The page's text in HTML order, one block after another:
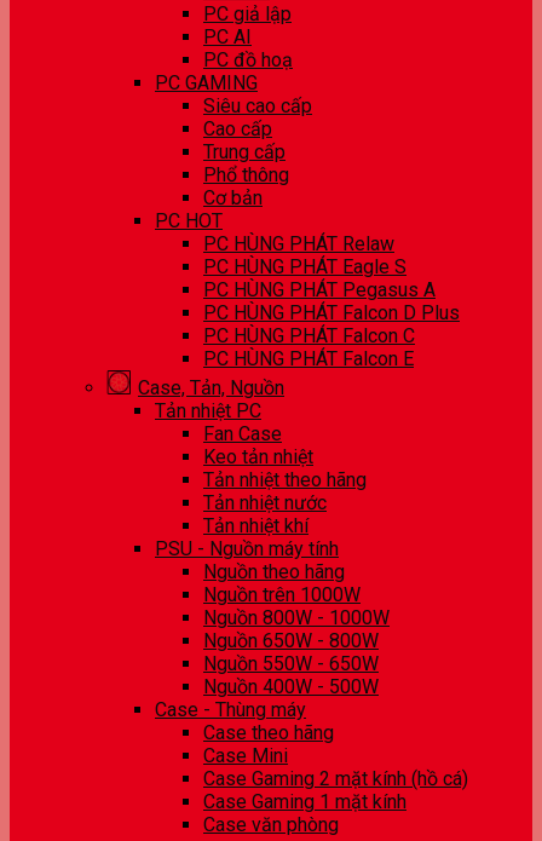
PC giả lập
PC AI
PC đồ hoạ
PC GAMING
Siêu cao cấp
Cao cấp
Trung cấp
Phổ thông
Cơ bản
PC HOT
PC HÙNG PHÁT Relaw
PC HÙNG PHÁT Eagle S
PC HÙNG PHÁT Pegasus A
PC HÙNG PHÁT Falcon D Plus
PC HÙNG PHÁT Falcon C
PC HÙNG PHÁT Falcon E
Case, Tản, Nguồn
Tản nhiệt PC
Fan Case
Keo tản nhiệt
Tản nhiệt theo hãng
Tản nhiệt nước
Tản nhiệt khí
PSU - Nguồn máy tính
Nguồn theo hãng
Nguồn trên 1000W
Nguồn 800W - 1000W
Nguồn 650W - 800W
Nguồn 550W - 650W
Nguồn 400W - 500W
Case - Thùng máy
Case theo hãng
Case Mini
Case Gaming 2 mặt kính (hồ cá)
Case Gaming 1 mặt kính
Case văn phòng